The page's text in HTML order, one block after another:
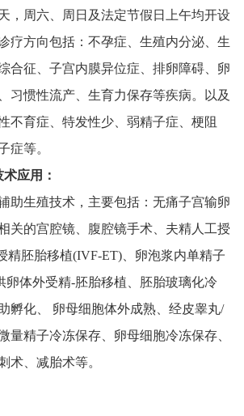
，周六、周日及法定节假日上午均开设
疗方向包括：不孕症、生殖内分泌、生
合征、子宫内膜异位症、排卵障碍、卵
习惯性流产、生育力保存等疾病。以及
不育症、特发性少、弱精子症、梗阻
症等。
术应用：
助生殖技术，主要包括：无痛子宫输卵
关的宫腔镜、腹腔镜手术、夫精人工授
精胚胎移植(IVF-ET)、卵泡浆内单精子
卵体外受精-胚胎移植、胚胎玻璃化冷
孵化、 卵母细胞体外成熟、经皮睾丸/
量精子冷冻保存、卵母细胞冷冻保存、
术、减胎术等。